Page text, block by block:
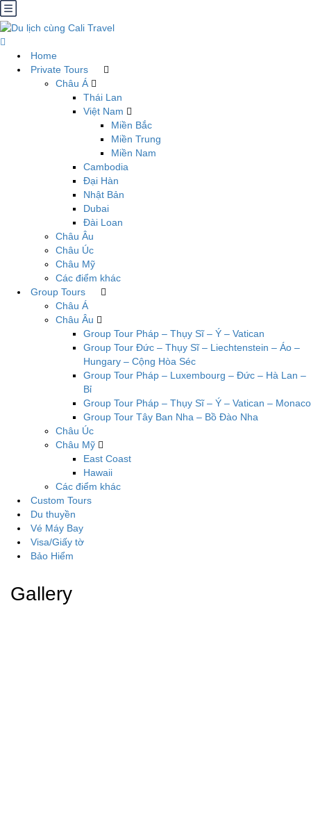
Home
Private Tours
Châu Á
Thái Lan
Việt Nam
Miền Bắc
Miền Trung
Miền Nam
Cambodia
Đại Hàn
Nhật Bản
Dubai
Đài Loan
Châu Âu
Châu Úc
Châu Mỹ
Các điểm khác
Group Tours
Châu Á
Châu Âu
Group Tour Pháp – Thụy Sĩ – Ý – Vatican
Group Tour Đức – Thụy Sĩ – Liechtenstein – Áo –
Hungary – Cộng Hòa Séc
Group Tour Pháp – Luxembourg – Đức – Hà Lan –
Bỉ
Group Tour Pháp – Thụy Sĩ – Ý – Vatican – Monaco
Group Tour Tây Ban Nha – Bồ Đào Nha
Châu Úc
Châu Mỹ
East Coast
Hawaii
Các điểm khác
Custom Tours
Du thuyền
Vé Máy Bay
Visa/Giấy tờ
Bảo Hiểm
Gallery